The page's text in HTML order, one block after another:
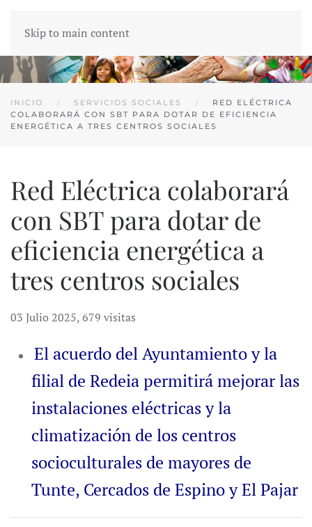
Skip to main content
INICIO SERVICIOS SOCIALES
RED ELÉCTRICA
COLABORARÁ CON SBT PARA DOTAR DE EFICIENCIA
ENERGÉTICA A TRES CENTROS SOCIALES
Red Eléctrica colaborará
con SBT para dotar de
eficiencia energética a
tres centros sociales
03 Julio 2025,679 visitas
El acuerdo del Ayuntamiento y la
filial de Redeia permitirá mejorar las
instalaciones eléctricas y la
climatización de los centros
socioculturales de mayores de
Tunte, Cercados de Espino y El Pajar